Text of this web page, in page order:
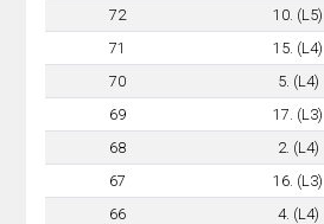
72
10. (L5)
71
15. (L4)
70
5. (L4)
69
17. (L3)
68
2. (L4)
67
16. (L3)
66
4. (L4)